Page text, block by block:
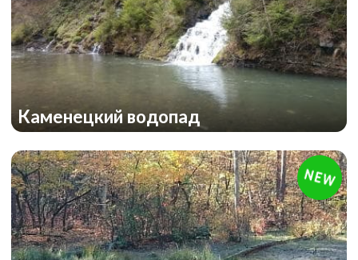
Каменецкий водопад